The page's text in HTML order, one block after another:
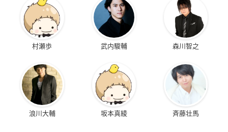
村瀬歩 武内駿輔 森川智之
浪川大輔 坂本真綾 斉藤壮馬